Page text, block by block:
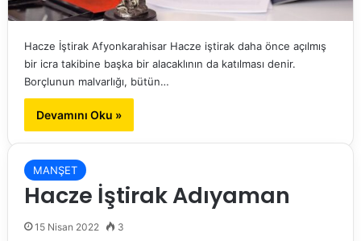
Hacze İştirak Afyonkarahisar Hacze iştirak daha önce açılmış
bir icra takibine başka bir alacaklının da katılması denir.
Borçlunun malvarlığı, bütün…
Devamını Oku »
MANŞET
Hacze İştirak Adıyaman
15 Nisan 2022 3